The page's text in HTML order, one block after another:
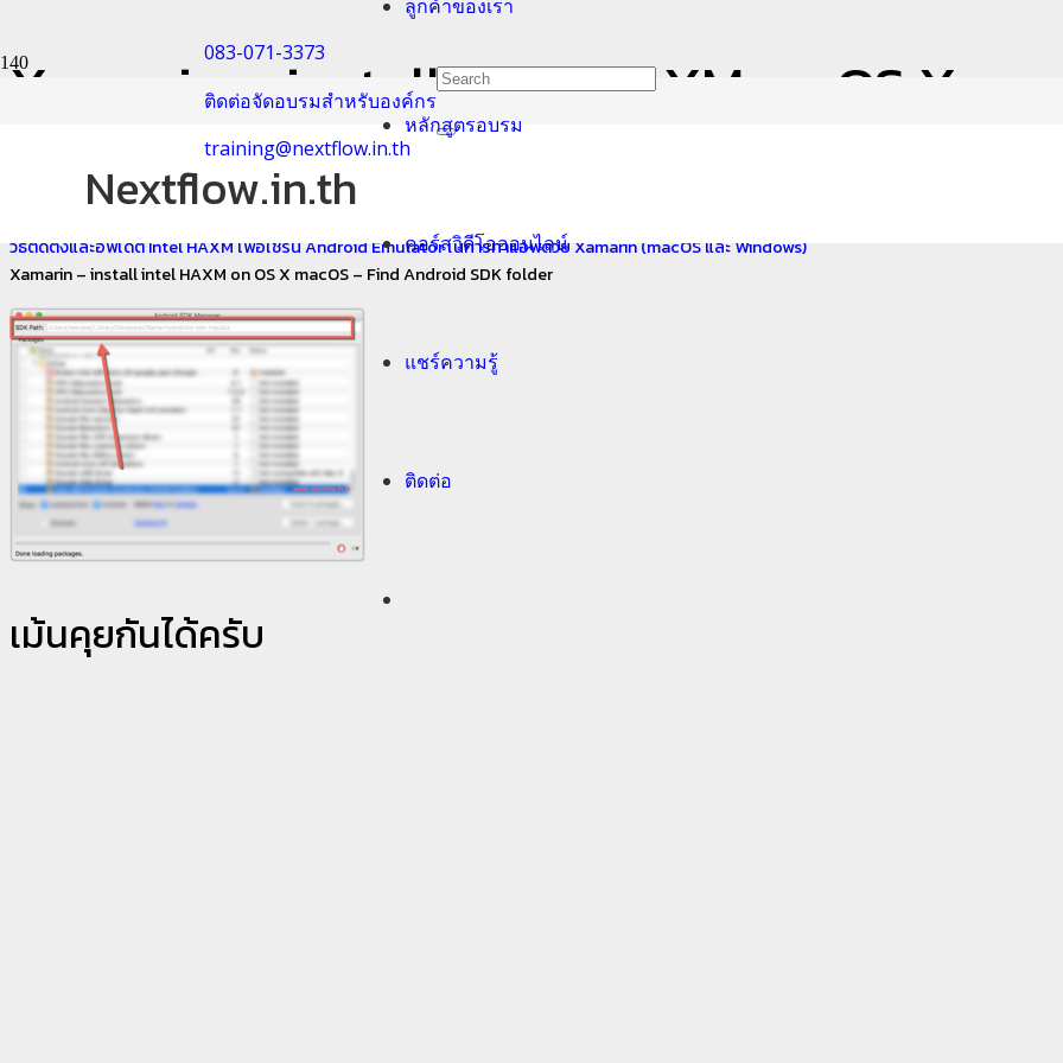
083-071-3373
ติดต่อจัดอบรมสำหรับองค์กร
training@nextflow.in.th
Nextflow.in.th
ลูกค้าของเรา
หลักสูตรอบรม
คอร์สวิดีโอออนไลน์
แชร์ความรู้
ติดต่อ
Xamarin – install intel HAXM on OS X
SDK folder
วิธีติดตั้งและอัพเดต Intel HAXM เพื่อใช้รัน Android Emulator ในการทำแอพด้วย Xamarin (macOS และ Windows)
Xamarin – install intel HAXM on OS X macOS – Find Android SDK folder
เม้นคุยกันได้ครับ